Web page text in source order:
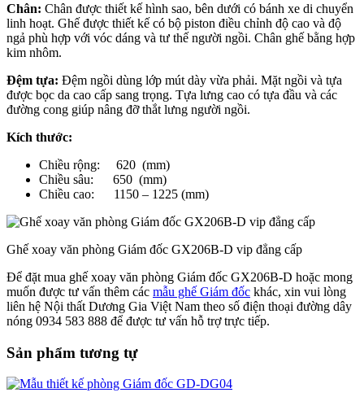
Chân: Chân được thiết kế hình sao, bên dưới có bánh xe di chuyển
linh hoạt. Ghế được thiết kế có bộ piston điều chỉnh độ cao và độ
ngả phù hợp với vóc dáng và tư thế người ngồi. Chân ghế bằng hợp
kim nhôm.
Đệm tựa: Đệm ngồi dùng lớp mút dày vừa phải. Mặt ngồi và tựa
được bọc da cao cấp sang trọng. Tựa lưng cao có tựa đầu và các
đường cong giúp nâng đỡ thắt lưng người ngồi.
Kích thước:
Chiều rộng: 620 (mm)
Chiều sâu: 650 (mm)
Chiều cao: 1150 – 1225 (mm)
Ghế xoay văn phòng Giám đốc GX206B-D vip đẳng cấp
Để đặt mua ghế xoay văn phòng Giám đốc GX206B-D hoặc mong
muốn được tư vấn thêm các mẫu ghế Giám đốc khác, xin vui lòng
liên hệ Nội thất Dương Gia Việt Nam theo số điện thoại đường dây
nóng 0934 583 888 để được tư vấn hỗ trợ trực tiếp.
Sản phẩm tương tự